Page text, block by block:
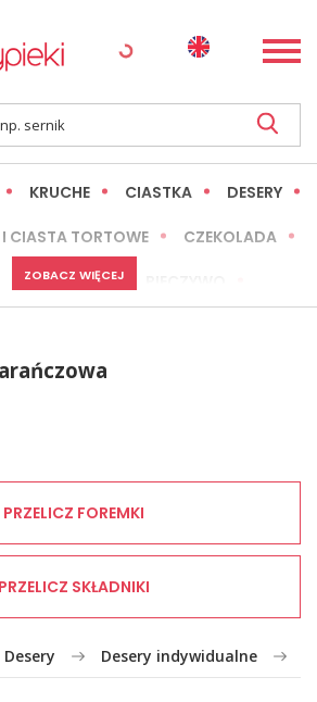
KRUCHE CIASTKA DESERY
CIASTA TORTOWE CZEKOLADA
MINI WYPIEKI
/ ZDROWSZE
ZOBACZ WIĘCEJ
PRZELICZ FOREMKI
PRZELICZ SKŁADNIKI
Desery Desery indywidualne